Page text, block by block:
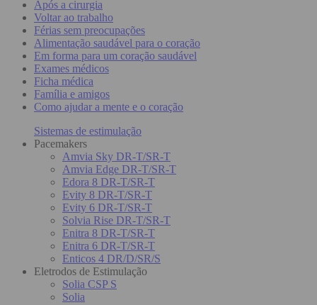
Após a cirurgia
Voltar ao trabalho
Férias sem preocupações
Alimentação saudável para o coração
Em forma para um coração saudável
Exames médicos
Ficha médica
Família e amigos
Como ajudar a mente e o coração
Sistemas de estimulação
Pacemakers
Amvia Sky DR-T/SR-T
Amvia Edge DR-T/SR-T
Edora 8 DR-T/SR-T
Evity 8 DR-T/SR-T
Evity 6 DR-T/SR-T
Solvia Rise DR-T/SR-T
Enitra 8 DR-T/SR-T
Enitra 6 DR-T/SR-T
Enticos 4 DR/D/SR/S
Eletrodos de Estimulação
Solia CSP S
Solia